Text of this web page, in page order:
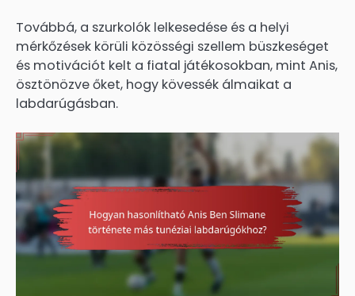
Továbbá, a szurkolók lelkesedése és a helyi
mérkőzések körüli közösségi szellem büszkeséget
és motivációt kelt a fiatal játékosokban, mint Anis,
ösztönözve őket, hogy kövessék álmaikat a
labdarúgásban.